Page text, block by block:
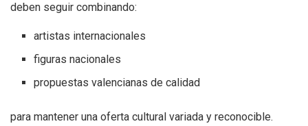
deben seguir combinando:
artistas internacionales
figuras nacionales
propuestas valencianas de calidad
para mantener una oferta cultural variada y reconocible.